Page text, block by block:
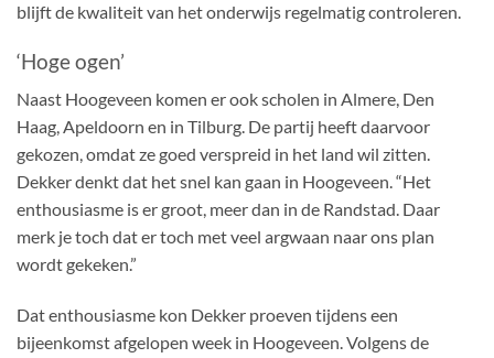
blijft de kwaliteit van het onderwijs regelmatig controleren.
‘Hoge ogen’
Naast Hoogeveen komen er ook scholen in Almere, Den
Haag, Apeldoorn en in Tilburg. De partij heeft daarvoor
gekozen, omdat ze goed verspreid in het land wil zitten.
Dekker denkt dat het snel kan gaan in Hoogeveen. “Het
enthousiasme is er groot, meer dan in de Randstad. Daar
merk je toch dat er toch met veel argwaan naar ons plan
wordt gekeken.”
Dat enthousiasme kon Dekker proeven tijdens een
bijeenkomst afgelopen week in Hoogeveen. Volgens de